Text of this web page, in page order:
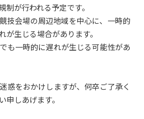
制が行われる予定です。
技会場の周辺地域を中心に、一時的
が生じる場合があります。
も一時的に遅れが生じる可能性があ
惑をおかけしますが、何卒ご了承く
申しあげます。